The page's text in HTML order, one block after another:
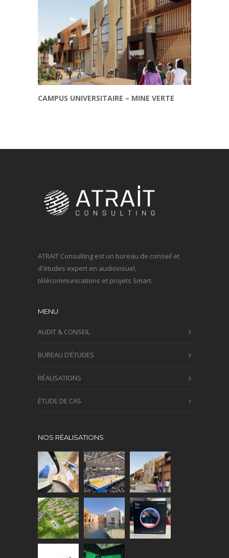
CAMPUS UNIVERSITAIRE – MINE VERTE
ATRAIT Consulting est un bureau de conseil et
d'études expert en audiovisuel,
télécommunications et projets Smart.
MENU
AUDIT & CONSEIL
BUREAU D’ÉTUDES
RÉALISATIONS
ÉTUDE DE CAS
NOS RÉALISATIONS